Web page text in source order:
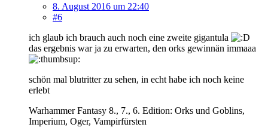
8. August 2016 um 22:40
#6
ich glaub ich brauch auch noch eine zweite gigantula
das ergebnis war ja zu erwarten, den orks gewinnän immaaa
schön mal blutritter zu sehen, in echt habe ich noch keine
erlebt
Warhammer Fantasy 8., 7., 6. Edition: Orks und Goblins,
Imperium, Oger, Vampirfürsten